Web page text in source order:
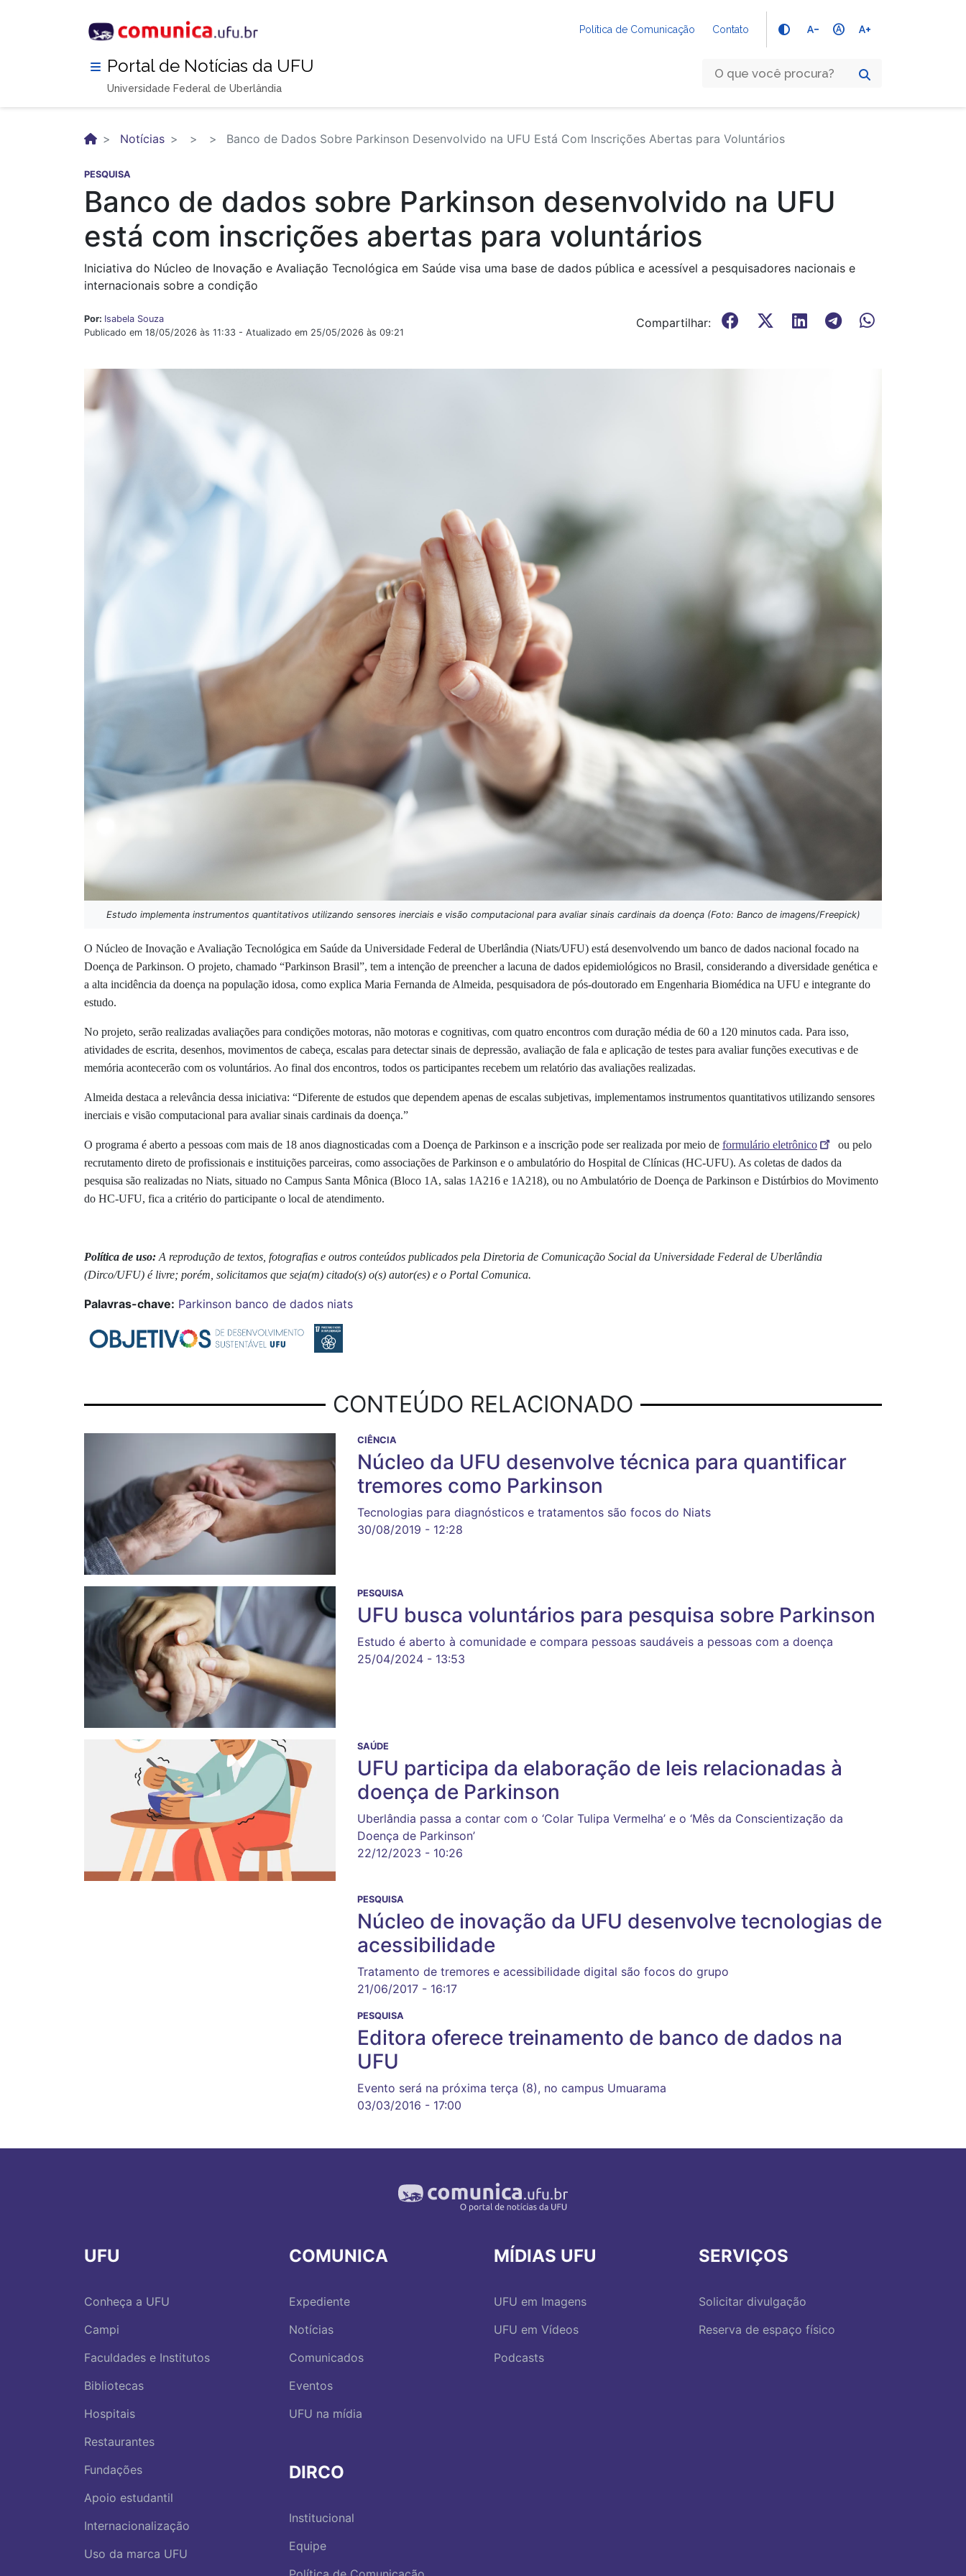
Política de Comunicação Contato text_decrease hdr_auto text_increase
Portal de Notícias da UFU
Universidade Federal de Uberlândia
Notícias Banco de Dados Sobre Parkinson Desenvolvido na UFU Está Com Inscrições Abertas para Voluntários
PESQUISA
Banco de dados sobre Parkinson desenvolvido na UFU
está com inscrições abertas para voluntários
Iniciativa do Núcleo de Inovação e Avaliação Tecnológica em Saúde visa uma base de dados pública e acessível a pesquisadores nacionais e
internacionais sobre a condição
Por: Isabela Souza
Publicado em 18/05/2026 às 11:33 - Atualizado em 25/05/2026 às 09:21
Compartilhar:
Estudo implementa instrumentos quantitativos utilizando sensores inerciais e visão computacional para avaliar sinais cardinais da doença (Foto: Banco de imagens/Freepick)
O Núcleo de Inovação e Avaliação Tecnológica em Saúde da Universidade Federal de Uberlândia (Niats/UFU) está desenvolvendo um banco de dados nacional focado na
Doença de Parkinson. O projeto, chamado “Parkinson Brasil”, tem a intenção de preencher a lacuna de dados epidemiológicos no Brasil, considerando a diversidade genética e
a alta incidência da doença na população idosa, como explica Maria Fernanda de Almeida, pesquisadora de pós-doutorado em Engenharia Biomédica na UFU e integrante do
estudo.
No projeto, serão realizadas avaliações para condições motoras, não motoras e cognitivas, com quatro encontros com duração média de 60 a 120 minutos cada. Para isso,
atividades de escrita, desenhos, movimentos de cabeça, escalas para detectar sinais de depressão, avaliação de fala e aplicação de testes para avaliar funções executivas e de
memória acontecerão com os voluntários. Ao final dos encontros, todos os participantes recebem um relatório das avaliações realizadas.
Almeida destaca a relevância dessa iniciativa: “Diferente de estudos que dependem apenas de escalas subjetivas, implementamos instrumentos quantitativos utilizando sensores
inerciais e visão computacional para avaliar sinais cardinais da doença.”
O programa é aberto a pessoas com mais de 18 anos diagnosticadas com a Doença de Parkinson e a inscrição pode ser realizada por meio de formulário eletrônico
ou pelo
recrutamento direto de profissionais e instituições parceiras, como associações de Parkinson e o ambulatório do Hospital de Clínicas (HC-UFU). As coletas de dados da
pesquisa são realizadas no Niats, situado no Campus Santa Mônica (Bloco 1A, salas 1A216 e 1A218), ou no Ambulatório de Doença de Parkinson e Distúrbios do Movimento
do HC-UFU, fica a critério do participante o local de atendimento.
Política de uso: A reprodução de textos, fotografias e outros conteúdos publicados pela Diretoria de Comunicação Social da Universidade Federal de Uberlândia
(Dirco/UFU) é livre; porém, solicitamos que seja(m) citado(s) o(s) autor(es) e o Portal Comunica.
Palavras-chave: Parkinson banco de dados niats
CONTEÚDO RELACIONADO
CIÊNCIA
Núcleo da UFU desenvolve técnica para quantificar
tremores como Parkinson
Tecnologias para diagnósticos e tratamentos são focos do Niats
30/08/2019 - 12:28
PESQUISA
UFU busca voluntários para pesquisa sobre Parkinson
Estudo é aberto à comunidade e compara pessoas saudáveis a pessoas com a doença
25/04/2024 - 13:53
SAÚDE
UFU participa da elaboração de leis relacionadas à
doença de Parkinson
Uberlândia passa a contar com o ‘Colar Tulipa Vermelha’ e o ‘Mês da Conscientização da
Doença de Parkinson’
22/12/2023 - 10:26
PESQUISA
Núcleo de inovação da UFU desenvolve tecnologias de
acessibilidade
Tratamento de tremores e acessibilidade digital são focos do grupo
21/06/2017 - 16:17
PESQUISA
Editora oferece treinamento de banco de dados na
UFU
Evento será na próxima terça (8), no campus Umuarama
03/03/2016 - 17:00
UFU
Conheça a UFU
Campi
Faculdades e Institutos
Bibliotecas
Hospitais
Restaurantes
Fundações
Apoio estudantil
Internacionalização
Uso da marca UFU
COMUNICA
Expediente
Notícias
Comunicados
Eventos
UFU na mídia
DIRCO
Institucional
Equipe
MÍDIAS UFU
UFU em Imagens
UFU em Vídeos
Podcasts
SERVIÇOS
Solicitar divulgação
Reserva de espaço físico